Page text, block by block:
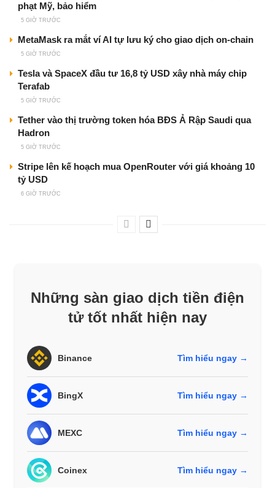
phạt Mỹ, bảo hiểm
5 GIỜ TRƯỚC
MetaMask ra mắt ví AI tự lưu ký cho giao dịch on-chain
5 GIỜ TRƯỚC
Tesla và SpaceX đầu tư 16,8 tỷ USD xây nhà máy chip
Terafab
5 GIỜ TRƯỚC
Tether vào thị trường token hóa BĐS Ả Rập Saudi qua
Hadron
5 GIỜ TRƯỚC
Stripe lên kế hoạch mua OpenRouter với giá khoảng 10
tỷ USD
6 GIỜ TRƯỚC
Những sàn giao dịch tiền điện
tử tốt nhất hiện nay
Binance Tìm hiểu ngay →
BingX Tìm hiểu ngay →
MEXC Tìm hiểu ngay →
Coinex Tìm hiểu ngay →